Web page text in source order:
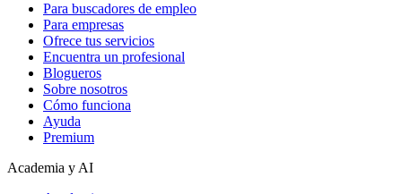
Para buscadores de empleo
Para empresas
Ofrece tus servicios
Encuentra un profesional
Blogueros
Sobre nosotros
Cómo funciona
Ayuda
Premium
Academia y AI